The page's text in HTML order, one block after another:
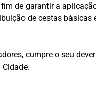
de garantir a
de cestas básicas
cumpre o seu